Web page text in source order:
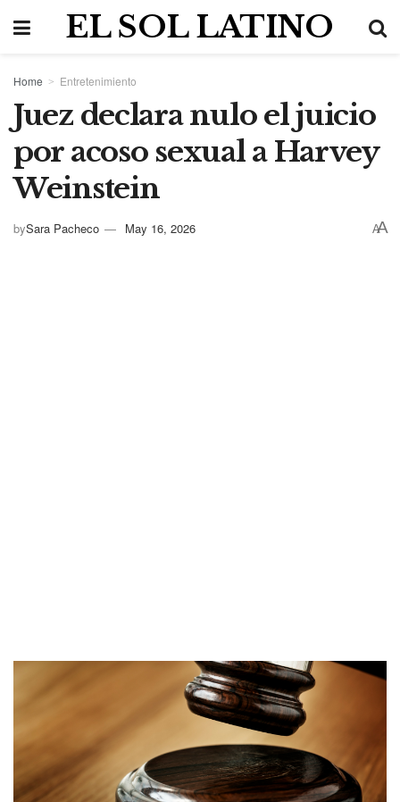
EL SOL LATINO
Home Entretenimiento
Juez declara nulo el juicio
por acoso sexual a Harvey
Weinstein
bySara Pacheco May 16, 2026 AA